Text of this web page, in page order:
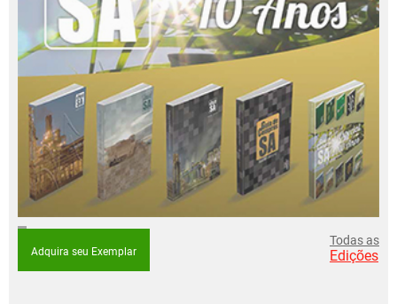
Adquira seu Exemplar
Todas as
Edições